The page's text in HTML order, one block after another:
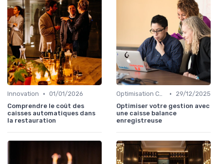
Innovation • 01/01/2026
Comprendre le coût des
caisses automatiques dans
la restauration
Optimisation Coûts •
29/12/2025
Optimiser votre gestion avec
une caisse balance
enregistreuse